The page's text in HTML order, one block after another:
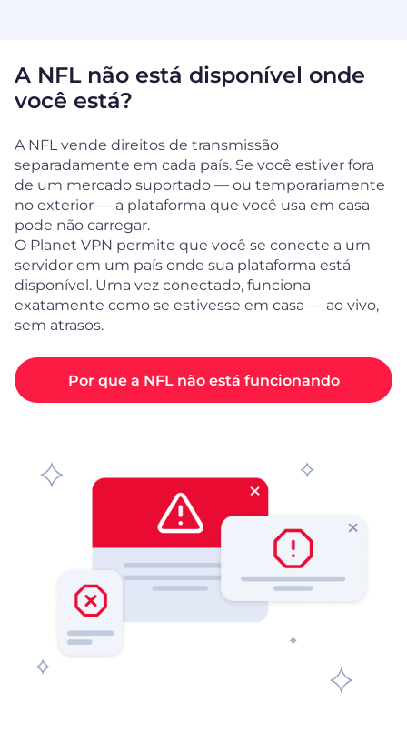
A NFL não está disponível onde
você está?
A NFL vende direitos de transmissão
separadamente em cada país. Se você estiver fora
de um mercado suportado — ou temporariamente
no exterior — a plataforma que você usa em casa
pode não carregar.
O Planet VPN permite que você se conecte a um
servidor em um país onde sua plataforma está
disponível. Uma vez conectado, funciona
exatamente como se estivesse em casa — ao vivo,
sem atrasos.
Por que a NFL não está funcionando